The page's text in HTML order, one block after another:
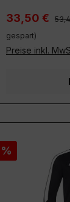
33,50 €
gespart)
Preise inkl.
Rabatt
%